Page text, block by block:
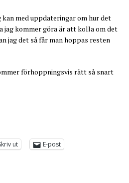
med uppdateringar om hur det
jag kommer göra är att kolla om det
jag det så får man hoppas resten
förhoppningsvis rätt så snart
ut
E-post